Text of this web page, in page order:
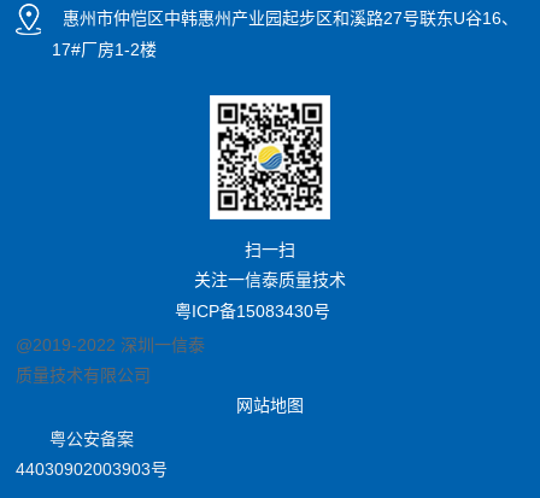
惠州市仲恺区中韩惠州产业园起步区和溪路27号联东U谷16、
17#厂房1-2楼
扫一扫
关注一信泰质量技术
粤ICP备15083430号
@2019-2022 深圳一信泰
质量技术有限公司
网站地图
粤公安备案
44030902003903号